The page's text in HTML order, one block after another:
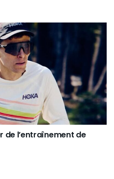
de l’entraînement de